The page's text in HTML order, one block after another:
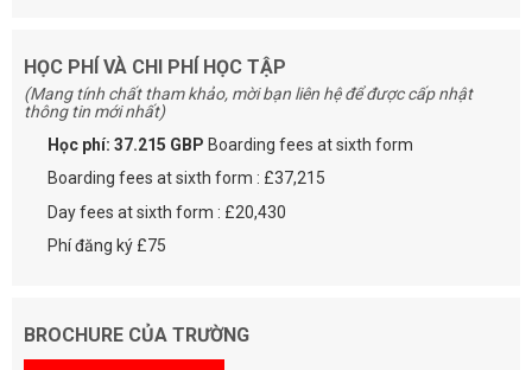
HỌC PHÍ VÀ CHI PHÍ HỌC TẬP
(Mang tính chất tham khảo, mời bạn liên hệ để được cấp nhật
thông tin mới nhất)
Học phí: 37.215 GBP Boarding fees at sixth form
Boarding fees at sixth form : £37,215
Day fees at sixth form : £20,430
Phí đăng ký £75
BROCHURE CỦA TRƯỜNG